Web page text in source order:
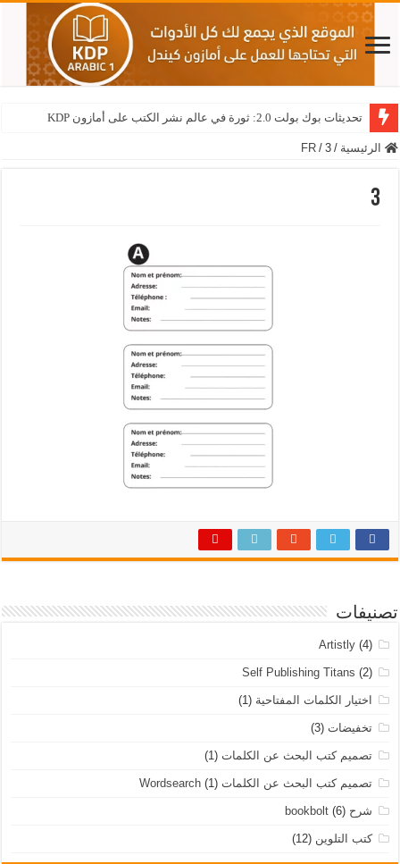
تحديثات بوك بولت 2.0: ثورة في عالم نشر الكتب على أمازون KDP
الرئيسية /
FR / 3
3
تصنيفات
Artistly(4)
Self Publishing Titans (2)
اختيار الكلمات المفتاحية (1)
تخفيضات (3)
تصميم كتب البحث عن الكلمات (1)
تصميم كتب البحث عن الكلمات Wordsearch(1)
شرح bookbolt(6)
كتب التلوين (12)